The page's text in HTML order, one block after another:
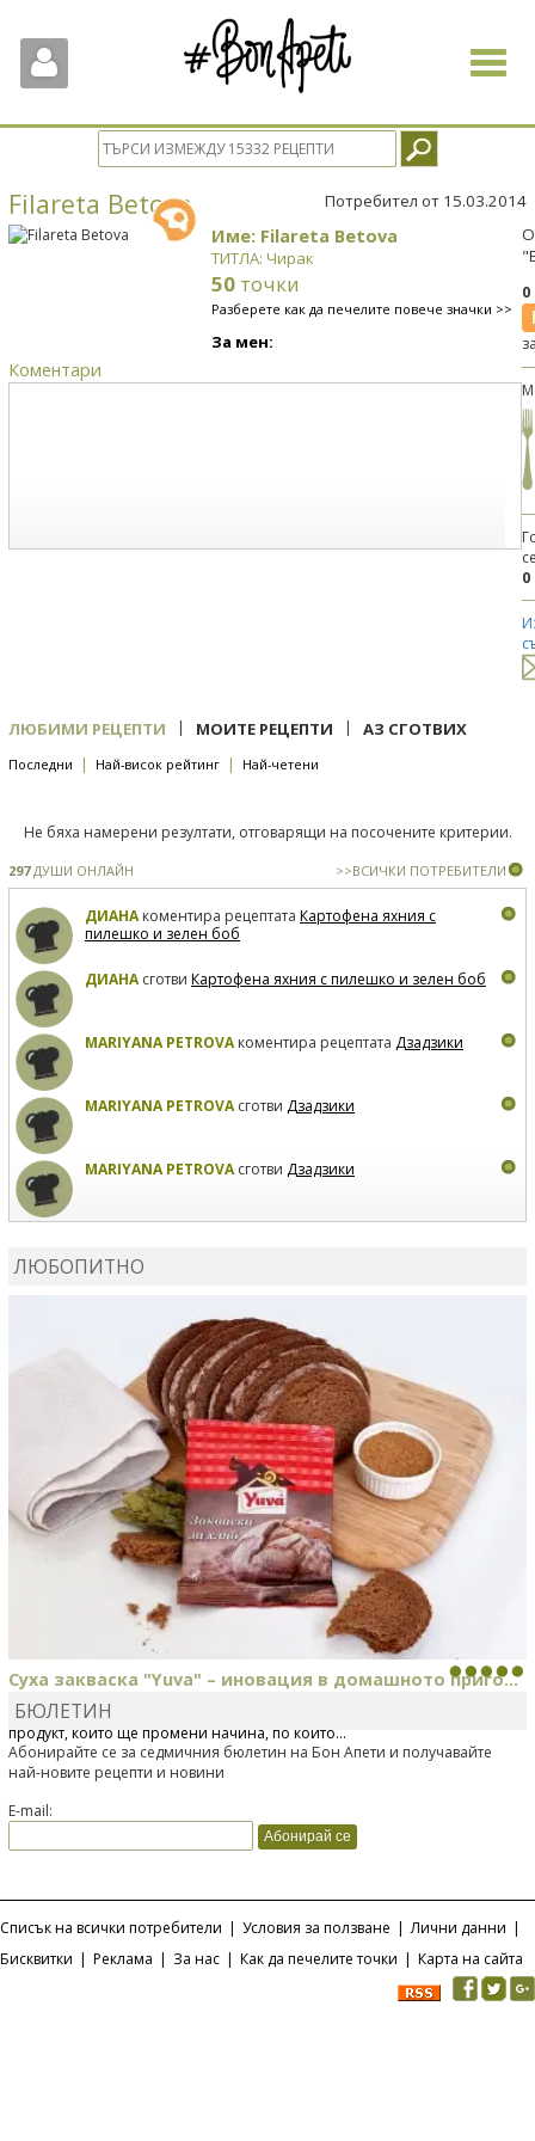
Toggle
Filareta Betova Потребител от 15.03.2014
Име: Filareta Betova
ТИТЛА: Чирак
50 точки
Разберете как да печелите повече значки >>
За мен:
Коментари
0
ЛЮБИМИ РЕЦЕПТИ | МОИТЕ РЕЦЕПТИ | АЗ СГОТВИХ
Последни | Най-висок рейтинг | Най-четени
Не бяха намерени резултати, отговарящи на посочените критерии.
297ДУШИ ОНЛАЙН >>ВСИЧКИ ПОТРЕБИТЕЛИ
ДИАНАкоментира рецептата Картофена яхния с
пилешко и зелен боб
ДИАНАсготви Картофена яхния с пилешко и зелен боб
MARIYANA PETROVAкоментира рецептата Дзадзики
MARIYANA PETROVAсготви Дзадзики
MARIYANA PETROVAсготви Дзадзики
ЛЮБОПИТНО
Суха закваска "Yuva" – иновация в домашното приго...
Отскоро Лесафр България стартира предлагането на изцяло нов
продукт, който ще промени начина, по който...
БЮЛЕТИН
Абонирайте се за седмичния бюлетин на Бон Апети и получавайте
най-новите рецепти и новини
E-mail:
Списък на всички потребители | Условия за ползване | Лични данни |
Бисквитки | Реклама | За нас | Как да печелите точки | Карта на сайта